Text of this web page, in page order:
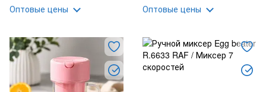
Оптовые цены Оптовые цены